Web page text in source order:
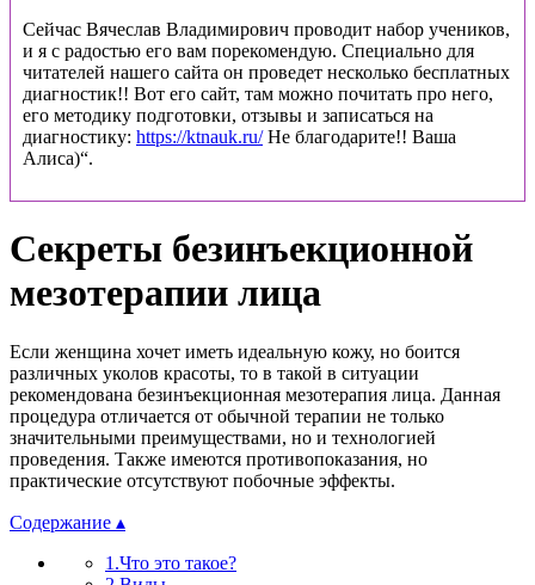
Сейчас Вячеслав Владимирович проводит набор учеников,
и я с радостью его вам порекомендую. Специально для
читателей нашего сайта он проведет несколько бесплатных
диагностик!! Вот его сайт, там можно почитать про него,
его методику подготовки, отзывы и записаться на
диагностику: https://ktnauk.ru/Не благодарите!! Ваша
Алиса)“.
Секреты безинъекционной
мезотерапии лица
Если женщина хочет иметь идеальную кожу, но боится
различных уколов красоты, то в такой в ситуации
рекомендована безинъекционная мезотерапия лица. Данная
процедура отличается от обычной терапии не только
значительными преимуществами, но и технологией
проведения. Также имеются противопоказания, но
практические отсутствуют побочные эффекты.
Содержание ▴
1.Что это такое?